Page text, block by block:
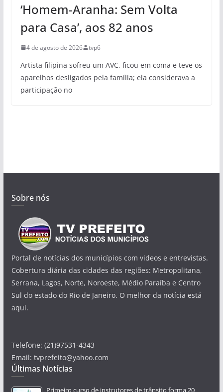
‘Homem-Aranha: Sem Volta
para Casa’, aos 82 anos
4 de agosto de 2026 tvp6
Artista filipina sofreu um AVC, ficou em coma e teve os
aparelhos desligados pela família; ela considerava a
participação no
Sobre nós
Portal de notícias dos municípios com videos e entrevistas.
Cobertura diária das cidades das regiões: Metropolitana,
Serrana, Lagos, Norte, Noroeste, Médio Paraíba e Centro
Sul do estado do Rio de Janeiro. O melhor da notícia está
aqui.
Telefone: (21)97531-4343
Email: tvprefeito@yahoo.com
Últimas Notícias
Primeiro curso de instrutores de trânsito forma 20